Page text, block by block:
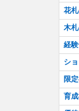
花
木
経
シ
限
育